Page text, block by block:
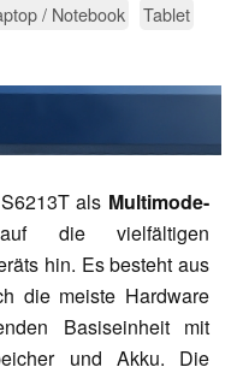
/ Notebook
Tablet
als Multimode-
die vielfältigen
hin. Es besteht aus
die meiste Hardware
Basiseinheit mit
und Akku. Die